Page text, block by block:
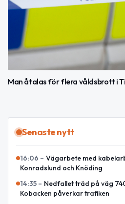
Man åtalas för flera våldsbrott i
Senaste nytt
16:06 – Vägarbete med
Konradslund och Knöding
14:35 – Nedfallet träd på väg
Kobacken påverkar trafiken